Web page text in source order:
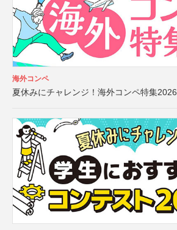
海外コンペ
夏休みにチャレンジ！海外コンペ特集2026